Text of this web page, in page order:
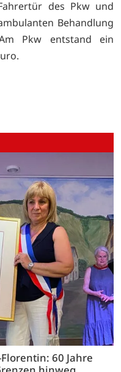
des Pkw und
Behandlung
Pkw entstand ein
60 Jahre